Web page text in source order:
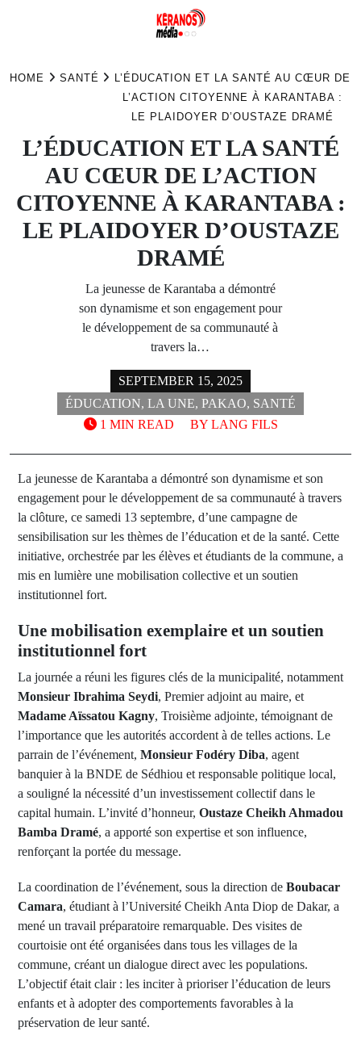
HOME SANTÉ
L’ÉDUCATION ET LA SANTÉ AU CŒUR DE
L’ACTION CITOYENNE À KARANTABA :
LE PLAIDOYER D’OUSTAZE DRAMÉ
L’ÉDUCATION ET LA SANTÉ
AU CŒUR DE L’ACTION
CITOYENNE À KARANTABA :
LE PLAIDOYER D’OUSTAZE
DRAMÉ
La jeunesse de Karantaba a démontré
son dynamisme et son engagement pour
le développement de sa communauté à
travers la…
SEPTEMBER 15, 2025
ÉDUCATION, LA UNE, PAKAO, SANTÉ
BY LANG FILS
1 MIN READ
La jeunesse de Karantaba a démontré son dynamisme et son
engagement pour le développement de sa communauté à travers
la clôture, ce samedi 13 septembre, d’une campagne de
sensibilisation sur les thèmes de l’éducation et de la santé. Cette
initiative, orchestrée par les élèves et étudiants de la commune, a
mis en lumière une mobilisation collective et un soutien
institutionnel fort.
Une mobilisation exemplaire et un soutien
institutionnel fort
La journée a réuni les figures clés de la municipalité, notamment
Monsieur Ibrahima Seydi, Premier adjoint au maire, et
Madame Aïssatou Kagny, Troisième adjointe, témoignant de
l’importance que les autorités accordent à de telles actions. Le
parrain de l’événement, Monsieur Fodéry Diba, agent
banquier à la BNDE de Sédhiou et responsable politique local,
a souligné la nécessité d’un investissement collectif dans le
capital humain. L’invité d’honneur, Oustaze Cheikh Ahmadou
Bamba Dramé, a apporté son expertise et son influence,
renforçant la portée du message.
La coordination de l’événement, sous la direction de Boubacar
Camara, étudiant à l’Université Cheikh Anta Diop de Dakar, a
mené un travail préparatoire remarquable. Des visites de
courtoisie ont été organisées dans tous les villages de la
commune, créant un dialogue direct avec les populations.
L’objectif était clair : les inciter à prioriser l’éducation de leurs
enfants et à adopter des comportements favorables à la
préservation de leur santé.